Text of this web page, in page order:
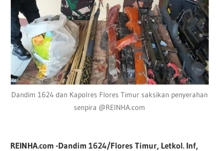
Dandim 1624 dan Kapolres Flores Timur saksikan penyerahan
senpira @REINHA.com
REINHA.com -Dandim 1624/Flores Timur, Letkol. Inf,